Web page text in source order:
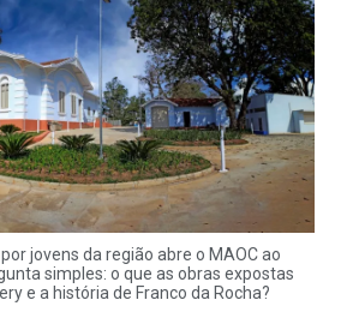
jovens da região abre o MAOC ao
simples: o que as obras expostas
e a história de Franco da Rocha?